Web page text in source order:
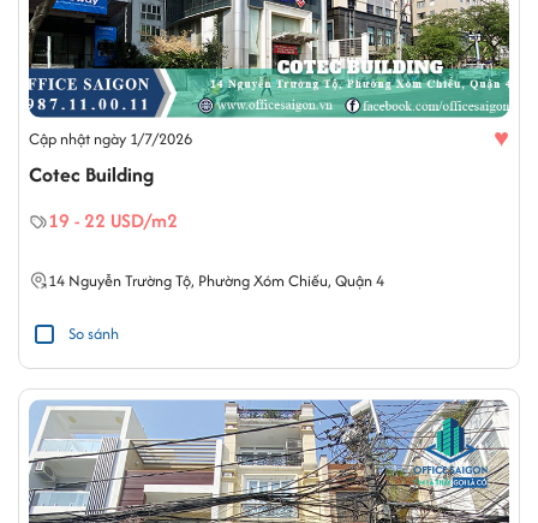
Cập nhật ngày 1/7/2026 ♥
Cotec Building
19 - 22 USD/m2
14 Nguyễn Trường Tộ, Phường Xóm Chiếu, Quận 4
So sánh